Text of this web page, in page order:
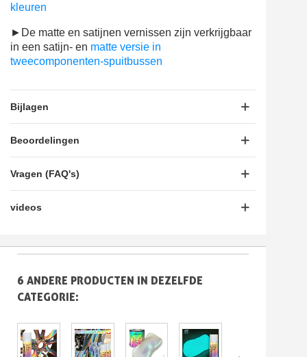
kleuren
►De matte en satijnen vernissen zijn verkrijgbaar
in een satijn- en matte versie in
tweecomponenten-spuitbussen
Bijlagen
Beoordelingen
Vragen (FAQ's)
videos
6 ANDERE PRODUCTEN IN DEZELFDE
CATEGORIE: